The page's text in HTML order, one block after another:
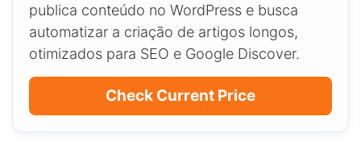
publica conteúdo no WordPress e busca
automatizar a criação de artigos longos,
otimizados para SEO e Google Discover.
Check Current Price